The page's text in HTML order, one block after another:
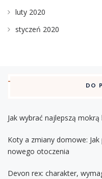
luty 2020
styczeń 2020
DO
Jak wybrać najlepszą
Koty a zmiany domowe:
nowego otoczenia
Devon rex: charakter,